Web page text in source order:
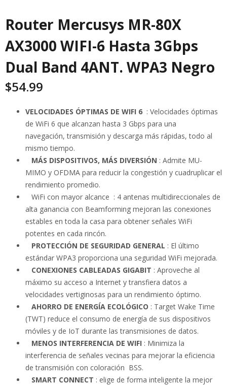
Router Mercusys MR-80X
AX3000 WIFI-6 Hasta 3Gbps
Dual Band 4ANT. WPA3 Negro
$54.99
VELOCIDADES ÓPTIMAS DE WIFI 6 : Velocidades óptimas
de WiFi 6 que alcanzan hasta 3 Gbps para una
navegación,transmisión y descarga más rápidas, todo al
mismo tiempo.
MÁS DISPOSITIVOS, MÁS DIVERSIÓN : Admite MU-
MIMO y OFDMA para reducir la congestión y cuadruplicar el
rendimiento promedio.
WiFi con mayor alcance : 4 antenas multidireccionales de
alta ganancia con Beamforming mejoran las conexiones
estables en toda la casa para obtener señales WiFi
potentes en cada rincón.
PROTECCIÓN DE SEGURIDAD GENERAL : El último
estándar WPA3 proporciona una seguridad WiFi mejorada.
CONEXIONES CABLEADAS GIGABIT : Aproveche al
máximo su acceso a Internet y transfiera datos a
velocidades vertiginosas para un rendimiento óptimo.
AHORRO DE ENERGÍA ECOLÓGICO : Target Wake Time
(TWT) reduce el consumo de energía de sus dispositivos
móviles y de IoT durante las transmisiones de datos.
MENOS INTERFERENCIA DE WIFI : Minimiza la
interferencia de señales vecinas para mejorar la eficiencia
de transmisión con coloración BSS.
SMART CONNECT : elige de forma inteligente la mejor